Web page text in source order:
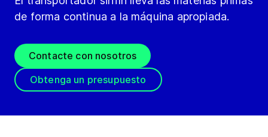
de forma continua a la máquina apropiada.
Contacte con nosotros
Obtenga un presupuesto